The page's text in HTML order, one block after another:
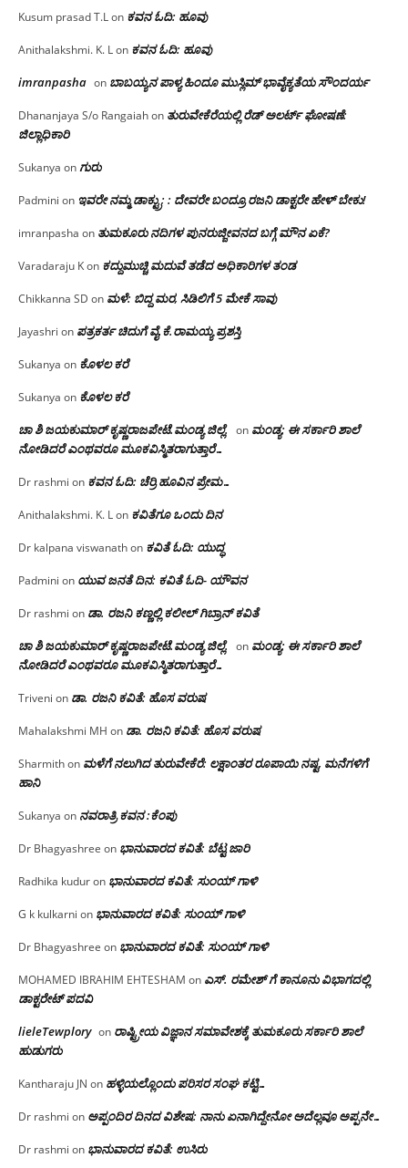
Kusum prasad T.Lon ಕವನ ಓದಿ: ಹೂವು
Anithalakshmi. K. Lon ಕವನ ಓದಿ: ಹೂವು
imranpasha on ಬಾಬಯ್ಯನ ಪಾಳ್ಯ ಹಿಂದೂ ಮುಸ್ಲಿಮ್ ಭಾವೈಕ್ಯತೆಯ ಸೌಂದರ್ಯ
Dhananjaya S/o Rangaiahon ತುರುವೇಕೆರೆಯಲ್ಲಿ ರೆಡ್ ಅಲರ್ಟ್ ಘೋಷಣೆ:
ಜಿಲ್ಲಾಧಿಕಾರಿ
Sukanya onಗುರು
Padmini on ಇವರೇ ನಮ್ಮ ಡಾಕ್ಟ್ರು; : ದೇವರೇ ಬಂದ್ರೂ ರಜನಿ ಡಾಕ್ಟರೇ ಹೇಳ್ ಬೇಕು!
imranpasha on ತುಮಕೂರು ನದಿಗಳ ಪುನರುಜ್ಜೀವನದ ಬಗ್ಗೆ ಮೌನ ಏಕೆ?
Varadaraju Kon ಕದ್ದುಮುಚ್ಚಿ ಮದುವೆ ತಡೆದ ಅಧಿಕಾರಿಗಳ ತಂಡ
Chikkanna SD on ಮಳೆ: ಬಿದ್ದ ಮರ, ಸಿಡಿಲಿಗೆ 5 ಮೇಕೆ ಸಾವು
Jayashri on ಪತ್ರಕರ್ತ ಚಿದುಗೆ ವೈ.ಕೆ.ರಾಮಯ್ಯ ಪ್ರಶಸ್ತಿ
Sukanya on ಕೊಳಲ ಕರೆ
Sukanya on ಕೊಳಲ ಕರೆ
ಚಾ ಶಿ ಜಯಕುಮಾರ್ ಕೃಷ್ಣರಾಜಪೇಟೆ.ಮಂಡ್ಯ ಜಿಲ್ಲೆ. on ಮಂಡ್ಯ: ಈ ಸರ್ಕಾರಿ ಶಾಲೆ
ನೋಡಿದರೆ ಎಂಥವರೂ ಮೂಕವಿಸ್ಮಿತರಾಗುತ್ತಾರೆ…
Dr rashmi on ಕವನ ಓದಿ: ಚೆರ್ರಿ ಹೂವಿನ ಪ್ರೇಮ…
Anithalakshmi. K. Lon ಕವಿತೆಗೂ ಒಂದು ದಿನ
Dr kalpana viswanathon ಕವಿತೆ ಓದಿ: ಯುದ್ಧ
Padmini on ಯುವ ಜನತೆ ದಿನ: ಕವಿತೆ ಓದಿ- ಯೌವನ
Dr rashmi on ಡಾ. ರಜನಿ‌ ಕಣ್ಣಲ್ಲಿ ಕಲೀಲ್ ಗಿಬ್ರಾನ್ ಕವಿತೆ
ಚಾ ಶಿ ಜಯಕುಮಾರ್ ಕೃಷ್ಣರಾಜಪೇಟೆ.ಮಂಡ್ಯ ಜಿಲ್ಲೆ. on ಮಂಡ್ಯ: ಈ ಸರ್ಕಾರಿ ಶಾಲೆ
ನೋಡಿದರೆ ಎಂಥವರೂ ಮೂಕವಿಸ್ಮಿತರಾಗುತ್ತಾರೆ…
Triveni on ಡಾ. ರಜನಿ ಕವಿತೆ: ಹೊಸ ವರುಷ
Mahalakshmi MH on ಡಾ. ರಜನಿ ಕವಿತೆ: ಹೊಸ ವರುಷ
Sharmithon ಮಳೆಗೆ ನಲುಗಿದ ತುರುವೇಕೆರೆ: ಲಕ್ಷಾಂತರ ರೂಪಾಯಿ ನಷ್ಟ, ಮನೆಗಳಿಗೆ
ಹಾನಿ
Sukanya on ನವರಾತ್ರಿ ಕವನ :ಕೆಂಪು
Dr Bhagyashree on ಭಾನುವಾರದ ಕವಿತೆ: ಬೆಟ್ಟ ಜಾರಿ
Radhika kuduron ಭಾನುವಾರದ ಕವಿತೆ: ಸುಂಯ್ ಗಾಳಿ
G k kulkarni on ಭಾನುವಾರದ ಕವಿತೆ: ಸುಂಯ್ ಗಾಳಿ
Dr Bhagyashree on ಭಾನುವಾರದ ಕವಿತೆ: ಸುಂಯ್ ಗಾಳಿ
MOHAMED IBRAHIM EHTESHAM on ಎಸ್. ರಮೇಶ್ ಗೆ ಕಾನೂನು ವಿಭಾಗದಲ್ಲಿ
ಡಾಕ್ಟರೇಟ್ ಪದವಿ
lieleTewplory on ರಾಷ್ಟ್ರೀಯ ವಿಜ್ಞಾನ ಸಮಾವೇಶಕ್ಕೆ‌ ತುಮಕೂರು ಸರ್ಕಾರಿ ಶಾಲೆ
ಹುಡುಗರು
Kantharaju JN on ಹಳ್ಳಿಯಲ್ಲೊಂದು ಪರಿಸರ ಸಂಘ ಕಟ್ಟಿ…
Dr rashmi on ಅಪ್ಪಂದಿರ ದಿನದ ವಿಶೇಷ: ನಾನು ಏನಾಗಿದ್ದೇನೋ‌ ಅದೆಲ್ಲವೂ ಅಪ್ಪನೇ…
Dr rashmi on ಭಾನುವಾರದ ಕವಿತೆ: ಉಸಿರು